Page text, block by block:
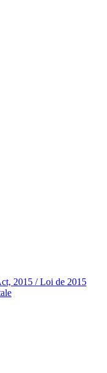
2015 / Loi de 2015